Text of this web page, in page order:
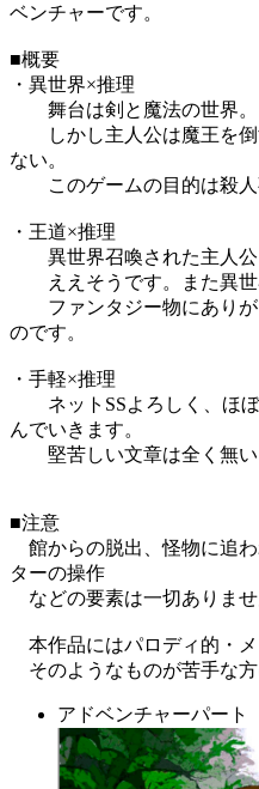
ベンチャーです。
■概要
・異世界×推理
舞台は剣と魔法の世界。
しかし主人公は魔王を倒
ない。
このゲームの目的は殺人
・王道×推理
異世界召喚された主人
ええそうです。また異世
ファンタジー物にありが
のです。
・手軽×推理
ネットSSよろしく、ほぼ
んでいきます。
堅苦しい文章は全く無い
■注意
館からの脱出、怪物に追
ターの操作
などの要素は一切ありませ
本作品にはパロディ的・
そのようなものが苦手な方
アドベンチャーパート